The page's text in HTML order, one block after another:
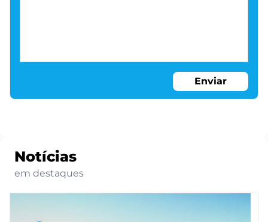
Enviar
Notícias
em destaques